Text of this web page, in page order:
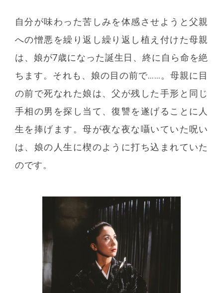
自分が味わった苦しみを体感させようと父親
への憎悪を繰り返し繰り返し植え付けた母親
は、娘が7歳になった誕生日、終に自ら命を絶
ちます。それも、娘の目の前で……。母親に目
の前で死なれた娘は、父が残した手形と同じ
手相の男を探し当て、復讐を遂げることに人
生を捧げます。母が夜な夜な囁いていた呪い
は、娘の人生に楔のように打ち込まれていた
のです。